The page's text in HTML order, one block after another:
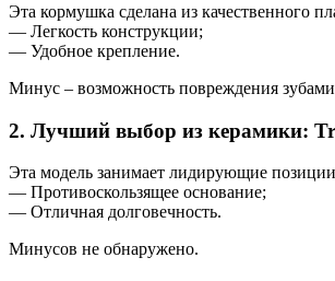
Эта кормушка сделана из качественного
— Легкость конструкции;
— Удобное крепление.
Минус – возможность повреждения
2. Лучший выбор из керамики:
Эта модель занимает лидирующие
— Противоскользящее основание;
— Отличная долговечность.
Минусов не обнаружено.